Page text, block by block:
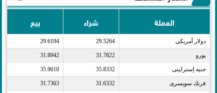
العملة شراء بيع
دولار أمريكى​ 29.5264
29.6194
يورو​ 31.7822
31.8942
جنيه إسترلينى​ 35.8332
35.9610
فرنك سويسرى​ 31.6332
31.7363